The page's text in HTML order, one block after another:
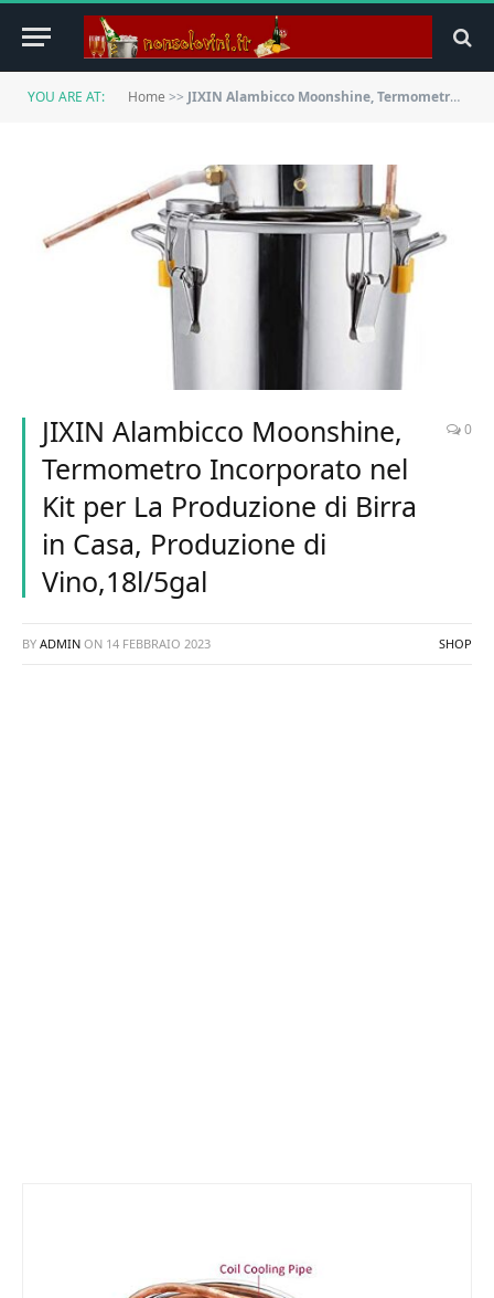
YOU ARE AT: Home >> JIXIN Alambicco Moonshine, Termometro Incorporato nel Kit per La Produzione di Birra in Casa, Produzione di Vino,18l/5gal
JIXIN Alambicco Moonshine,
Termometro Incorporato nel
Kit per La Produzione di Birra
in Casa, Produzione di
Vino,18l/5gal
0
BY ADMIN ON 14 FEBBRAIO 2023 SHOP